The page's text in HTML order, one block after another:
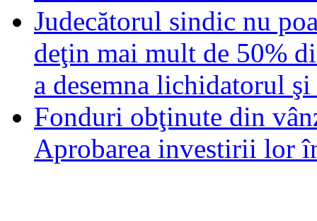
Judecătorul sindic nu
deţin mai mult de 50%
a desemna lichidatorul
Fonduri obţinute din
Aprobarea investirii lor